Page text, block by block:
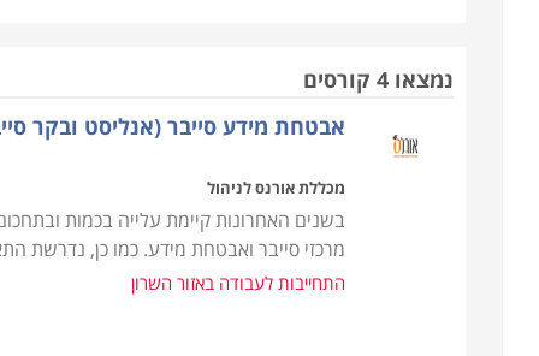
הלימודים כוללים את מבנה הרשת, עקרונות
ופענוח, חוקים, תכנון והקמת מערכות אבטחה ועוד.
בתפקידים מבוקשים, בעלי משמעות גבוהה, וכאלו
מטבע הדברים, לימודי סייבר הינם חוד החנית של
מקצוע הסייבר לחלון הראווה של ההיי-טק הישראלי.
מבוקשת ביותר ומקצוע נחשק אשר יבטיח לכם
נמצאו 4 קורסים
אבטחת מידע סייבר (אנליסט ובקר
מכללת אורנס לניהול
בשנים האחרונות קיימת עלייה בכמות
מרכזי סייבר ואבטחת מידע. כמו כן, נדרשת
התחייבות לעבודה באזור השרון